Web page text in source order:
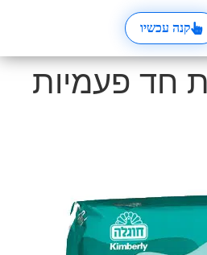
קנה עכשיו
חד פעמיות